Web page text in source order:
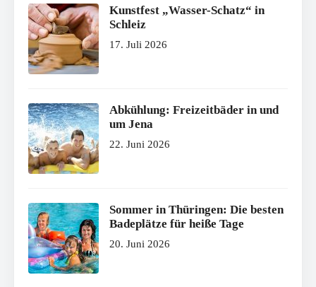
Kunstfest „Wasser-Schatz“ in
Schleiz
17. Juli 2026
Abkühlung: Freizeitbäder in und
um Jena
22. Juni 2026
Sommer in Thüringen: Die besten
Badeplätze für heiße Tage
20. Juni 2026